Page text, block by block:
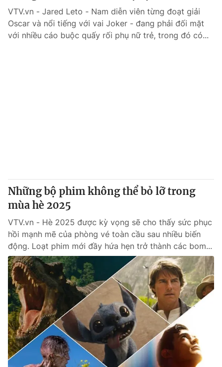
VTV.vn - Jared Leto - Nam diễn viên từng đoạt giải
Oscar và nổi tiếng với vai Joker - đang phải đối mặt
với nhiều cáo buộc quấy rối phụ nữ trẻ, trong đó có...
Những bộ phim không thể bỏ lỡ trong
mùa hè 2025
VTV.vn - Hè 2025 được kỳ vọng sẽ cho thấy sức phục
hồi mạnh mẽ của phòng vé toàn cầu sau nhiều biến
động. Loạt phim mới đầy hứa hẹn trở thành các bom...